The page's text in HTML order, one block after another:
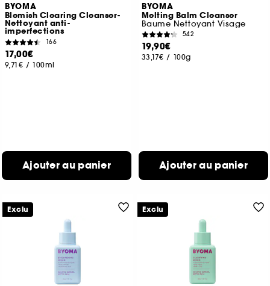
BYOMA
Blemish Clearing Cleanser-
Nettoyant anti-
imperfections
166
17,00€
9,71€ / 100ml
Ajouter au panier
BYOMA
Melting Balm Cleanser
Baume Nettoyant Visage
542
19,90€
33,17€ / 100g
Ajouter au panier
Exclu Exclu